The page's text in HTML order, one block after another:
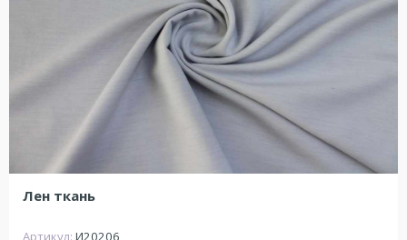
Лен ткань
Артикул: И20206